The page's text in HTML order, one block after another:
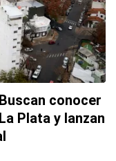
Buscan conocer
Plata y lanzan